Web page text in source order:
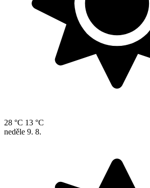
28 °C 13 °C
neděle 9. 8.